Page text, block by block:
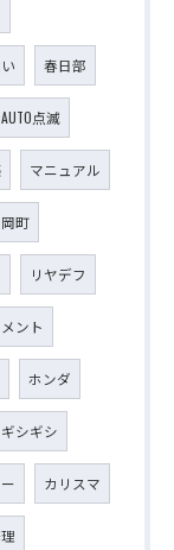
春日部
点滅
マニュアル
町
リヤデフ
ント
ホンダ
ギシギシ
カリスマ